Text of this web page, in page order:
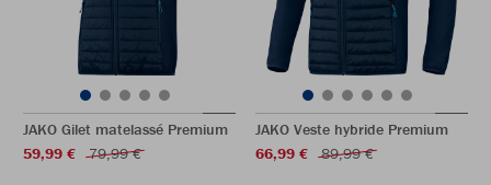
JAKO Gilet matelassé Premium
59,99 €
79,99 €
JAKO Veste hybride Premium
66,99 €
89,99 €